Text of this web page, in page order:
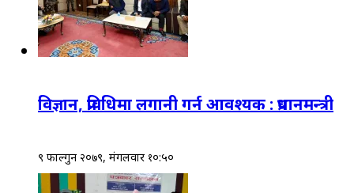
विज्ञान, प्रविधिमा लगानी गर्न आवश्यक : प्रधानमन्त्री
९ फाल्गुन २०७९, मंगलवार १०:५०